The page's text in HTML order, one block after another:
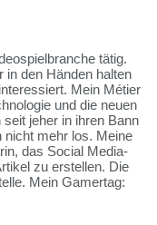
tätig.
in den Händen halten
Mein Métier
und die neuen
jeher in ihren Bann
nicht mehr los. Meine
das Social Media-
zu erstellen. Die
Mein Gamertag: